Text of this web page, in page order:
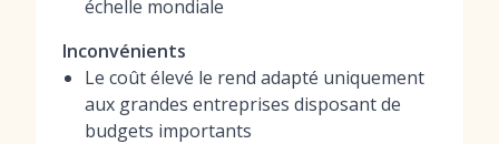
échelle mondiale
Inconvénients
Le coût élevé le rend adapté uniquement
aux grandes entreprises disposant de
budgets importants